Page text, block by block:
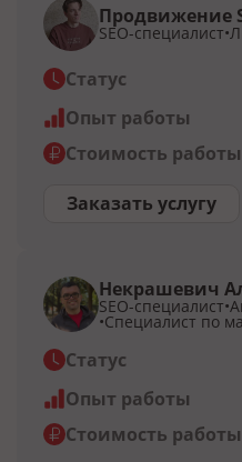
Продвижение
SEO-специалист
Статус
Опыт работы
Стоимость работы
Заказать услугу
Некрашевич
SEO-специалист
Специалист по
Статус
Опыт работы
Стоимость работы